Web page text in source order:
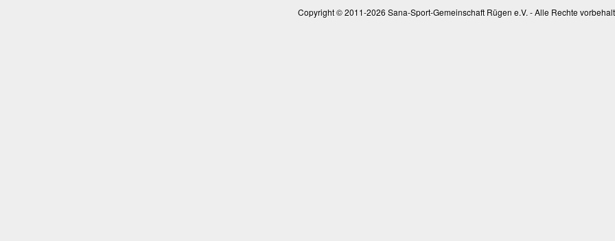
Copyright © 2011-2026 Sana-Sport-Gemeinschaft Rügen e.V. - Alle Rechte